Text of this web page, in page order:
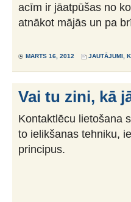
acīm ir jāatpūšas no
atnākot mājās un pa
MARTS 16, 2012 JAUTĀJUMI
Vai tu zini, kā
Kontaktlēcu lietošana
to ielikšanas tehniku,
principus.